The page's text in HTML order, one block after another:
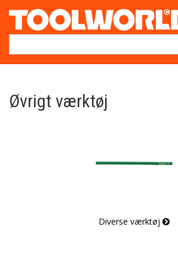
Øvrigt værktøj
Diverse værktøj